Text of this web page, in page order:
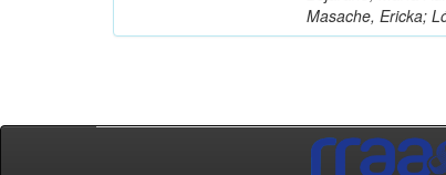
Masache, Ericka;